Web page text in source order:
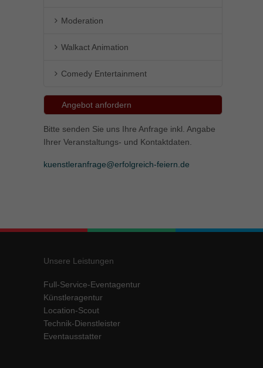
Moderation
Walkact Animation
Comedy Entertainment
Angebot anfordern
Bitte senden Sie uns Ihre Anfrage inkl. Angabe
Ihrer Veranstaltungs- und Kontaktdaten.
kuenstleranfrage@erfolgreich-feiern.de
Unsere Leistungen
Full-Service-Eventagentur
Künstleragentur
Location-Scout
Technik-Dienstleister
Eventausstatter